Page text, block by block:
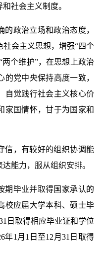
社会主义制度。
的政治立场和政治态度，
会主义思想，增强“四个
两个维护”，在思想上政治
的党中央保持高度一致，
自觉践行社会主义核心价
家国情怀，甘于为国家和
信，有较好的组织协调能
能力，服从组织安排。
期毕业并取得国家承认的
校应届大学本科、硕士毕
日取得相应毕业证和学位
年1月1日至12月31日取得